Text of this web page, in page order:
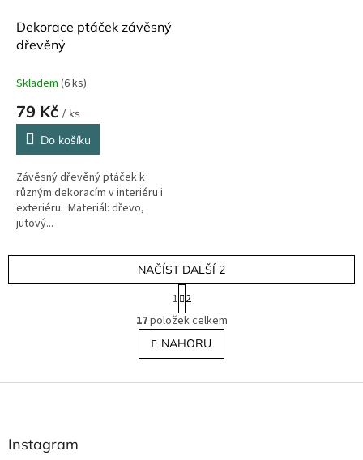
Dekorace ptáček závěsný
dřevěný
Skladem (6 ks)
79 Kč / ks
Do košíku
Závěsný dřevěný ptáček k
různým dekoracím v interiéru i
exteriéru. Materiál: dřevo,
jutový...
O
v
l
á
NAČÍST DALŠÍ 2
S
t
r
á
n
k
v
1 2
17položek celkem
NAHORU
Z
Instagram